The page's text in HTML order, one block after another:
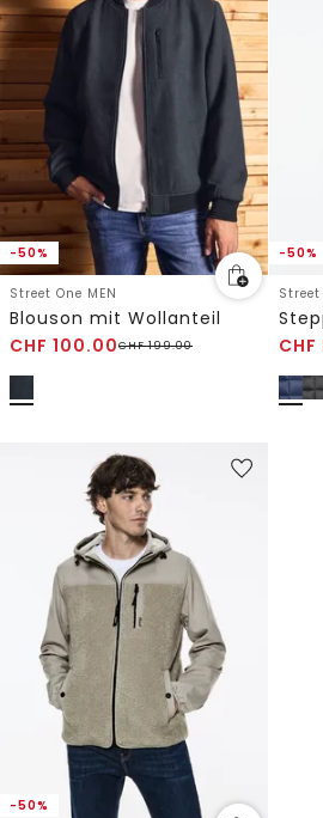
-50%
Street One MEN
Blouson mit Wollanteil
CHF 100.00CHF199.00
-50%
Street
CHF
-50%